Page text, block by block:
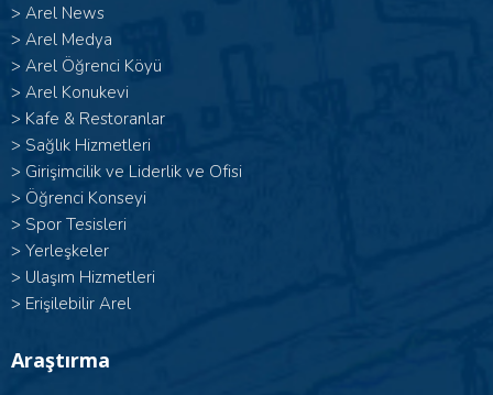
> Arel News
> Arel Medya
> Arel Öğrenci Köyü
> Arel Konukevi
> Kafe & Restoranlar
> Sağlık Hizmetleri
> Girişimcilik ve Liderlik ve Ofisi
> Öğrenci Konseyi
> Spor Tesisleri
> Yerleşkeler
> Ulaşım Hizmetleri
> Erişilebilir Arel
Araştırma